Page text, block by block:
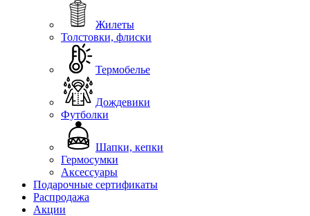
Жилеты
Толстовки, флиски
Термобелье
Дождевики
Футболки
Шапки, кепки
Гермосумки
Аксессуары
Подарочные сертификаты
Распродажа
Акции